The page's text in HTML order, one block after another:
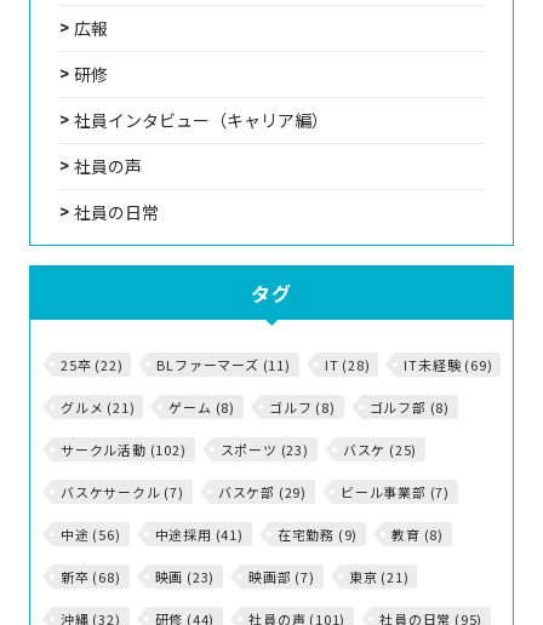
広報
研修
社員インタビュー（キャリア編）
社員の声
社員の日常
タグ
25卒 (22) BLファーマーズ (11) IT (28) IT未経験 (69)
グルメ (21) ゲーム (8) ゴルフ (8) ゴルフ部 (8)
サークル活動 (102) スポーツ (23) バスケ (25)
バスケサークル (7) バスケ部 (29) ビール事業部 (7)
中途 (56) 中途採用 (41) 在宅勤務 (9) 教育 (8)
新卒 (68) 映画 (23) 映画部 (7) 東京 (21)
沖縄 (32) 研修 (44) 社員の声 (101) 社員の日常 (95)